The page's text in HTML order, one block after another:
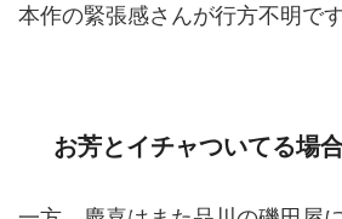
本作の緊張感さんが行方不明です
お芳とイチャついてる場